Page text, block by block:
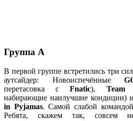
Группа А
В первой группе встретились три
аутсайдер: Новоиспечённые
перетасовка сFnatic),
набирающие наилучшие кондиции)
in Pyjamas. Самой слабой
Ребята, скажем так, совсем